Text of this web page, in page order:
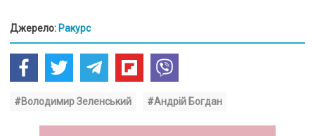
Джерело: Ракурс
#Володимир Зеленський #Андрій Богдан